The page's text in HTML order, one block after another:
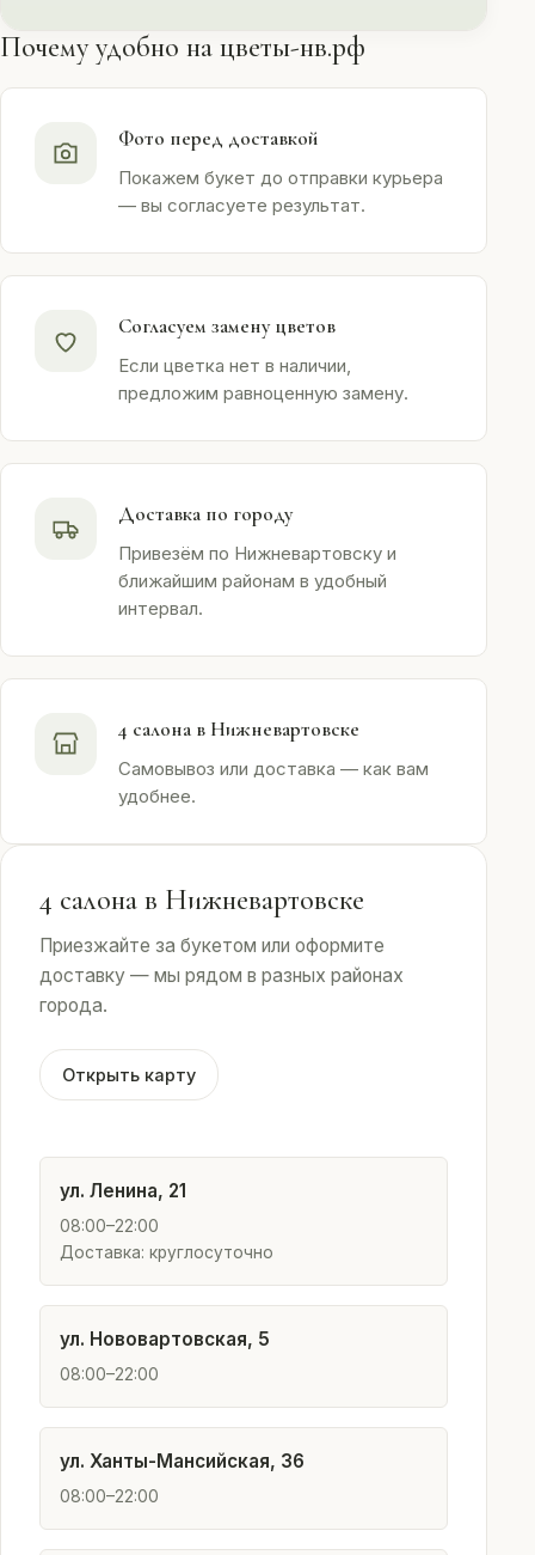
Почему удобно на цветы-нв.рф
Фото перед доставкой
Покажем букет до отправки курьера
— вы согласуете результат.
Согласуем замену цветов
Если цветка нет в наличии,
предложим равноценную замену.
Доставка по городу
Привезём по Нижневартовску и
ближайшим районам в удобный
интервал.
4 салона в Нижневартовске
Самовывоз или доставка — как вам
удобнее.
4 салона в Нижневартовске
Приезжайте за букетом или оформите
доставку — мы рядом в разных районах
города.
Открыть карту
ул. Ленина, 21
08:00–22:00
Доставка: круглосуточно
ул. Нововартовская, 5
08:00–22:00
ул. Ханты-Мансийская, 36
08:00–22:00